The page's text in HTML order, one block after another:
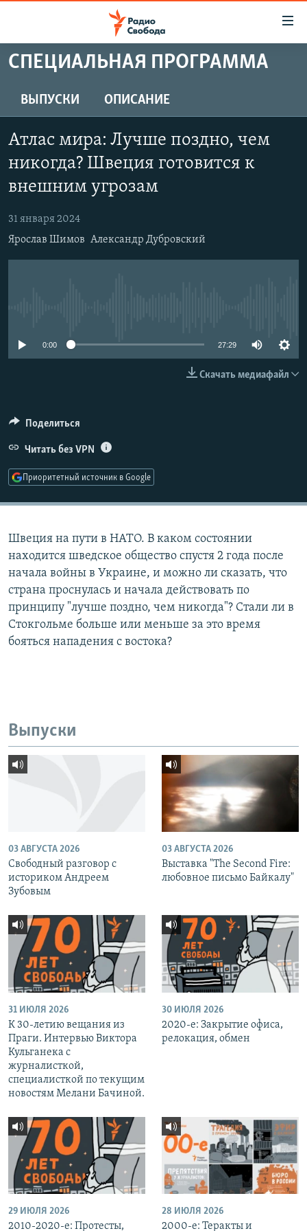
упрощенного
Вернуться
к
основному
Вернутся
навигации
Вернутся
ПРОГРАММЫ
ПОДКАСТЫ
ЦИТАТЫ СВОБОДЫ
МНЕНИЯ
IDEL.РЕАЛИИ
КАВКАЗ.РЕАЛИИ
ПОДПИШИТЕСЬ НА РАССЫЛКУ
Все сайты РСЕ/РС
СПЕЦИАЛЬНАЯ ПРОГРАММА
ВЫПУСКИ ОПИСАНИЕ
Атлас мира: Лучше поздно, чем
никогда? Швеция готовится к
внешним угрозам
31 января 2024
Ярослав Шимов Александр Дубровский
0:00 27:29
Скачать медиафайл
Поделиться
Читать без VPN
Приоритетный источник в Google
Швеция на пути в НАТО. В каком состоянии
находится шведское общество спустя 2 года после
начала войны в Украине, и можно ли сказать, что
страна проснулась и начала действовать по
принципу "лучше поздно, чем никогда"? Стали ли в
Стокгольме больше или меньше за это время
бояться нападения с востока?
Выпуски
03 АВГУСТА 2026
Свободный разговор с
историком Андреем
Зубовым
03 АВГУСТА 2026
Выставка "The Second Fire:
любовное письмо Байкалу"
31 ИЮЛЯ 2026
К 30-летию вещания из
Праги. Интервью Виктора
Кульганека с
журналисткой,
специалисткой по текущим
новостям Мелани Бачиной.
30 ИЮЛЯ 2026
2020-е: Закрытие офиса,
релокация, обмен
29 ИЮЛЯ 2026
2010-2020-е: Протесты,
28 ИЮЛЯ 2026
2000-е: Теракты и